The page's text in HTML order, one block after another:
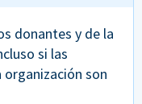
donantes y de la
si las
organización son